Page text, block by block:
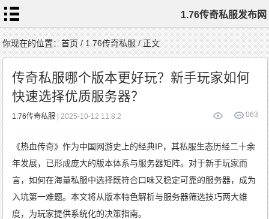
1.76传奇私服发布网
首
页
1.76
传
奇
私
服
1.76
复
传
奇
1.76
开
1.76
奇
标
签
云
你现在的位置：首页/1.76传奇私服/ 正文
传奇私服哪个版本更好玩？新手玩家如何
快速选择优质服务器？
63
0
1.76传奇私服 | 2025-10-12 11:8:2
《热血传奇》作为中国网游史上的经典IP，其私服生态历经二十余
年发展，已形成庞大的版本体系与服务器矩阵。对于新手玩家而
言，如何在海量私服中选择既符合口味又稳定可靠的服务器，成为
入坑第一难题。本文将从版本特色解析与服务器筛选技巧两大维
度，为玩家提供系统化的决策指南。